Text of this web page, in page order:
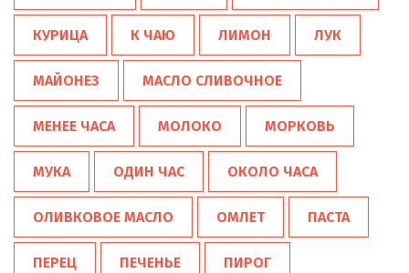
КУРИЦА К ЧАЮ ЛИМОН ЛУК
МАЙОНЕЗ МАСЛО СЛИВОЧНОЕ
МЕНЕЕ ЧАСА МОЛОКО МОРКОВЬ
МУКА ОДИН ЧАС ОКОЛО ЧАСА
ОЛИВКОВОЕ МАСЛО ОМЛЕТ ПАСТА
ПЕРЕЦ ПЕЧЕНЬЕ ПИРОГ